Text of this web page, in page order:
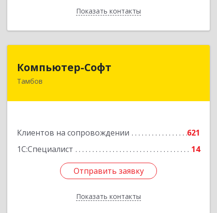
Показать контакты
Назад
Компьютер-Софт
Тамбов
Клиентов на сопровождении
621
1С:Специалист
14
Отправить заявку
Показать контакты
392000, Тамбовская обл, Тамбов г, Советская
Отправить заявку
Назад